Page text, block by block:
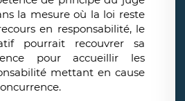
la mesure où la loi reste
en responsabilité, le
pourrait recouvrer sa
pour accueillir les
mettant en cause